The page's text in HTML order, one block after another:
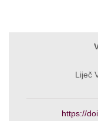
Liječ
https://